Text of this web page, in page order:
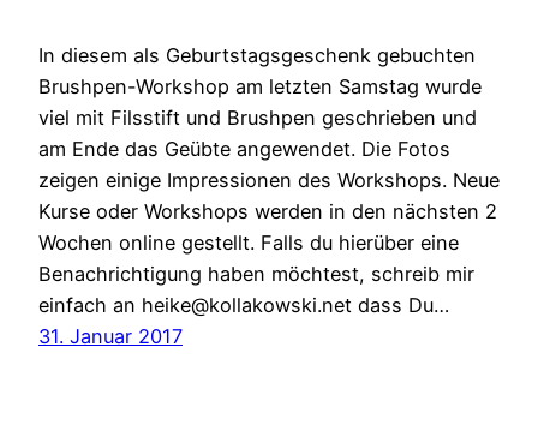
In diesem als Geburtstagsgeschenk gebuchten
Brushpen-Workshop am letzten Samstag wurde
viel mit Filsstift und Brushpen geschrieben und
am Ende das Geübte angewendet. Die Fotos
zeigen einige Impressionen des Workshops. Neue
Kurse oder Workshops werden in den nächsten 2
Wochen online gestellt. Falls du hierüber eine
Benachrichtigung haben möchtest, schreib mir
einfach an heike@kollakowski.net dass Du…
31. Januar 2017